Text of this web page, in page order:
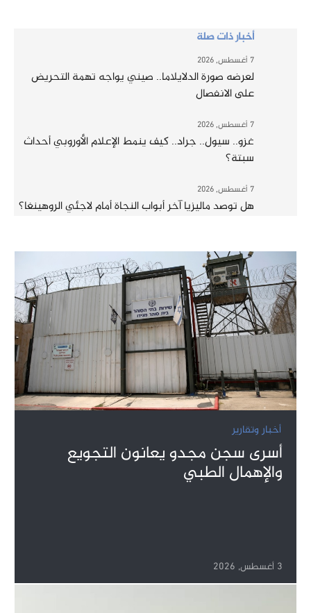
أخبار ذات صلة
7 أغسطس, 2026
لعرضه صورة الدلايلاما.. صيني يواجه تهمة التحريض
على الانفصال
7 أغسطس, 2026
غزو.. سيول.. جراد.. كيف ينمط الإعلام الأوروبي أحداث
سبتة؟
7 أغسطس, 2026
هل توصد ماليزيا آخر أبواب النجاة أمام لاجئي الروهينغا؟
أخبار وتقارير
أسرى سجن مجدو يعانون التجويع
والإهمال الطبي
3 أغسطس, 2026